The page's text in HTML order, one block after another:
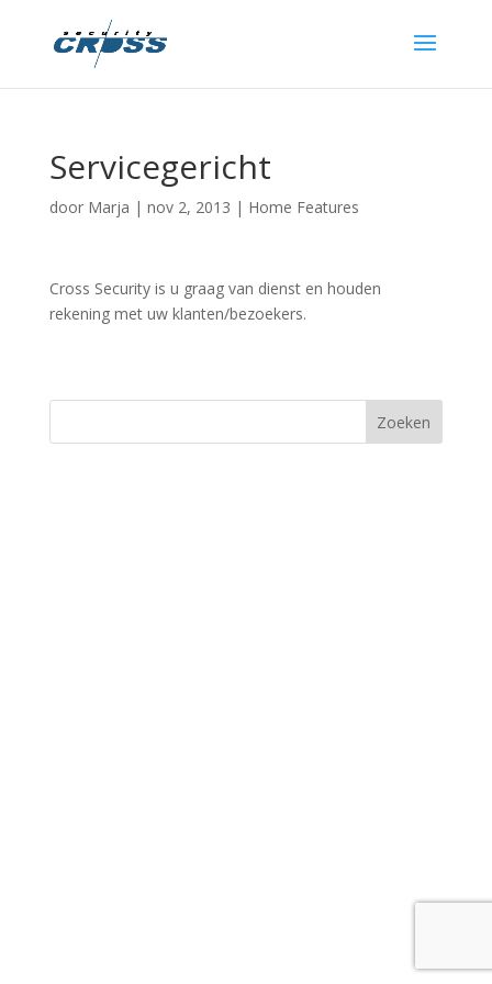
Servicegericht
door Marja | nov 2, 2013 | Home Features
Cross Security is u graag van dienst en houden
rekening met uw klanten/bezoekers.